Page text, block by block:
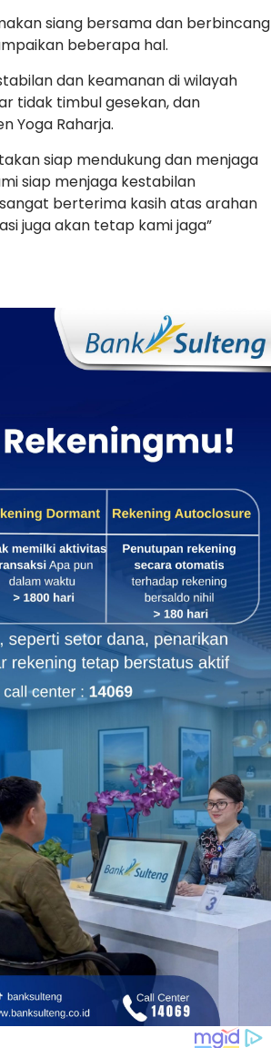
siang bersama dan berbincang
beberapa hal.
dan keamanan di wilayah
tidak timbul gesekan, dan
Yoga Raharja.
siap mendukung dan menjaga
siap menjaga kestabilan
berterima kasih atas arahan
juga akan tetap kami jaga”